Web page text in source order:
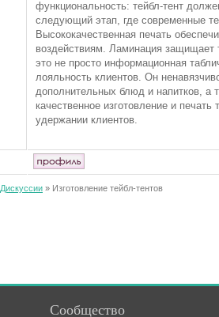
функциональность: тейбл-тент
следующий этап, где современные
Высококачественная печать
воздействиям. Ламинация защищает
это не просто информационная
лояльность клиентов. Он
дополнительных блюд и напитков, а
качественное изготовление и
удержании клиентов.
Дискуссии » Изготовление тейбл-тентов
Сообщество